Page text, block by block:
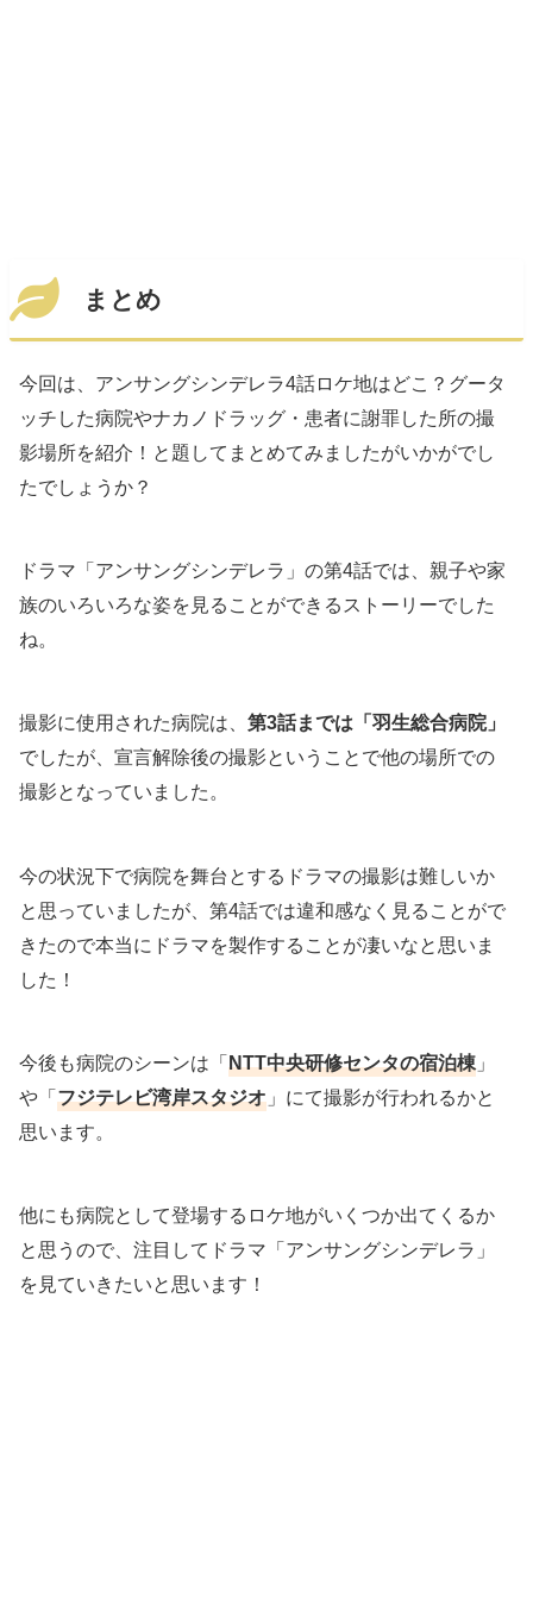
まとめ
今回は、アンサングシンデレラ4話ロケ地はどこ？グータ
ッチした病院やナカノドラッグ・患者に謝罪した所の撮
影場所を紹介！と題してまとめてみましたがいかがでし
たでしょうか？
ドラマ「アンサングシンデレラ」の第4話では、親子や家
族のいろいろな姿を見ることができるストーリーでした
ね。
撮影に使用された病院は、第3話までは「羽生総合病院」
でしたが、宣言解除後の撮影ということで他の場所での
撮影となっていました。
今の状況下で病院を舞台とするドラマの撮影は難しいか
と思っていましたが、第4話では違和感なく見ることがで
きたので本当にドラマを製作することが凄いなと思いま
した！
今後も病院のシーンは「NTT中央研修センタの宿泊棟 」
や「フジテレビ湾岸スタジオ 」にて撮影が行われるかと
思います。
他にも病院として登場するロケ地がいくつか出てくるか
と思うので、注目してドラマ「アンサングシンデレラ」
を見ていきたいと思います！